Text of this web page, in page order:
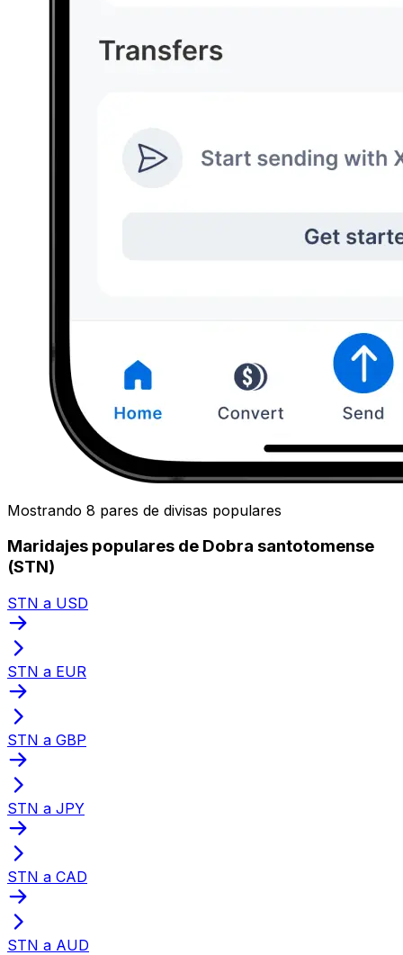
Mostrando 8 pares de divisas populares
Maridajes populares de Dobra santotomense
(STN)
STN a USD
STN a EUR
STN a GBP
STN a JPY
STN a CAD
STN a AUD